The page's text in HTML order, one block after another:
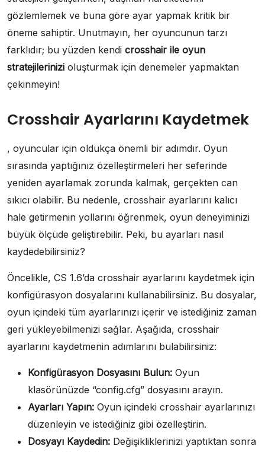
gözlemlemek ve buna göre ayar yapmak kritik bir
öneme sahiptir. Unutmayın, her oyuncunun tarzı
farklıdır; bu yüzden kendi crosshair ile oyun
stratejilerinizi oluşturmak için denemeler yapmaktan
çekinmeyin!
Crosshair Ayarlarını Kaydetmek
, oyuncular için oldukça önemli bir adımdır. Oyun
sırasında yaptığınız özelleştirmeleri her seferinde
yeniden ayarlamak zorunda kalmak, gerçekten can
sıkıcı olabilir. Bu nedenle, crosshair ayarlarını kalıcı
hale getirmenin yollarını öğrenmek, oyun deneyiminizi
büyük ölçüde geliştirebilir. Peki, bu ayarları nasıl
kaydedebilirsiniz?
Öncelikle, CS 1.6’da crosshair ayarlarını kaydetmek için
konfigürasyon dosyalarını kullanabilirsiniz. Bu dosyalar,
oyun içindeki tüm ayarlarınızı içerir ve istediğiniz zaman
geri yükleyebilmenizi sağlar. Aşağıda, crosshair
ayarlarını kaydetmenin adımlarını bulabilirsiniz:
Konfigürasyon Dosyasını Bulun: Oyun
klasörünüzde “config.cfg” dosyasını arayın.
Ayarları Yapın: Oyun içindeki crosshair ayarlarınızı
düzenleyin ve istediğiniz gibi özelleştirin.
Dosyayı Kaydedin: Değişikliklerinizi yaptıktan sonra